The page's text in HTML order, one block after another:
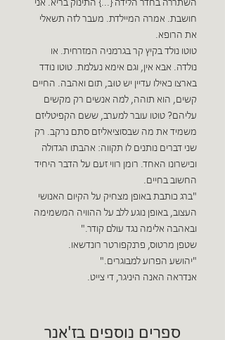
השתררה בחדר הלידה {...} התינוק בריא. אני
חושבת. אמרה המיילדת. מעבר לזה תשאלי
את הרופא.
טוטו נולד בקיץ קר בגרמניה המזרחית. או
נולדה. אבא אין, וגם אימא נעלמת. טוטו נודד
בארצו כאילו עדיין יש טוּב, תום ואהבה. החיים
קשים, הוא תוהה, למה אנשים רק מקשים
עליהם? טוטו עובר למערב, ששם הקפיטליזם
משמיד את מה שבסוציאליזם סתם נרקב. רק
שני דברים נותנים לו תקווה: אהבתו הגדולה
וכישרונו האחד. רומן רווי זעם על הדבר היחיד
החשוב בחיים.
"ברג כותבת באופן מצחיק על הקיום האנושי
העצוב, באופן נוגע ללב על ההוויה המשמימה
ובאהבה אלימה נגד עולם קודר."
שטפן מרטוס, פרנקפורטר רונדשאו.
"יהושע הפרוע למבוגרים."
אנדראה האנה היניגר, די צייט.
ספרים נוספים בז'אנר